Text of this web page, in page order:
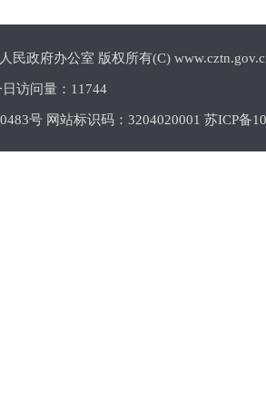
民政府办公室 版权所有(C)
访问量： 11744
号 网站标识码：3204020001 苏ICP备